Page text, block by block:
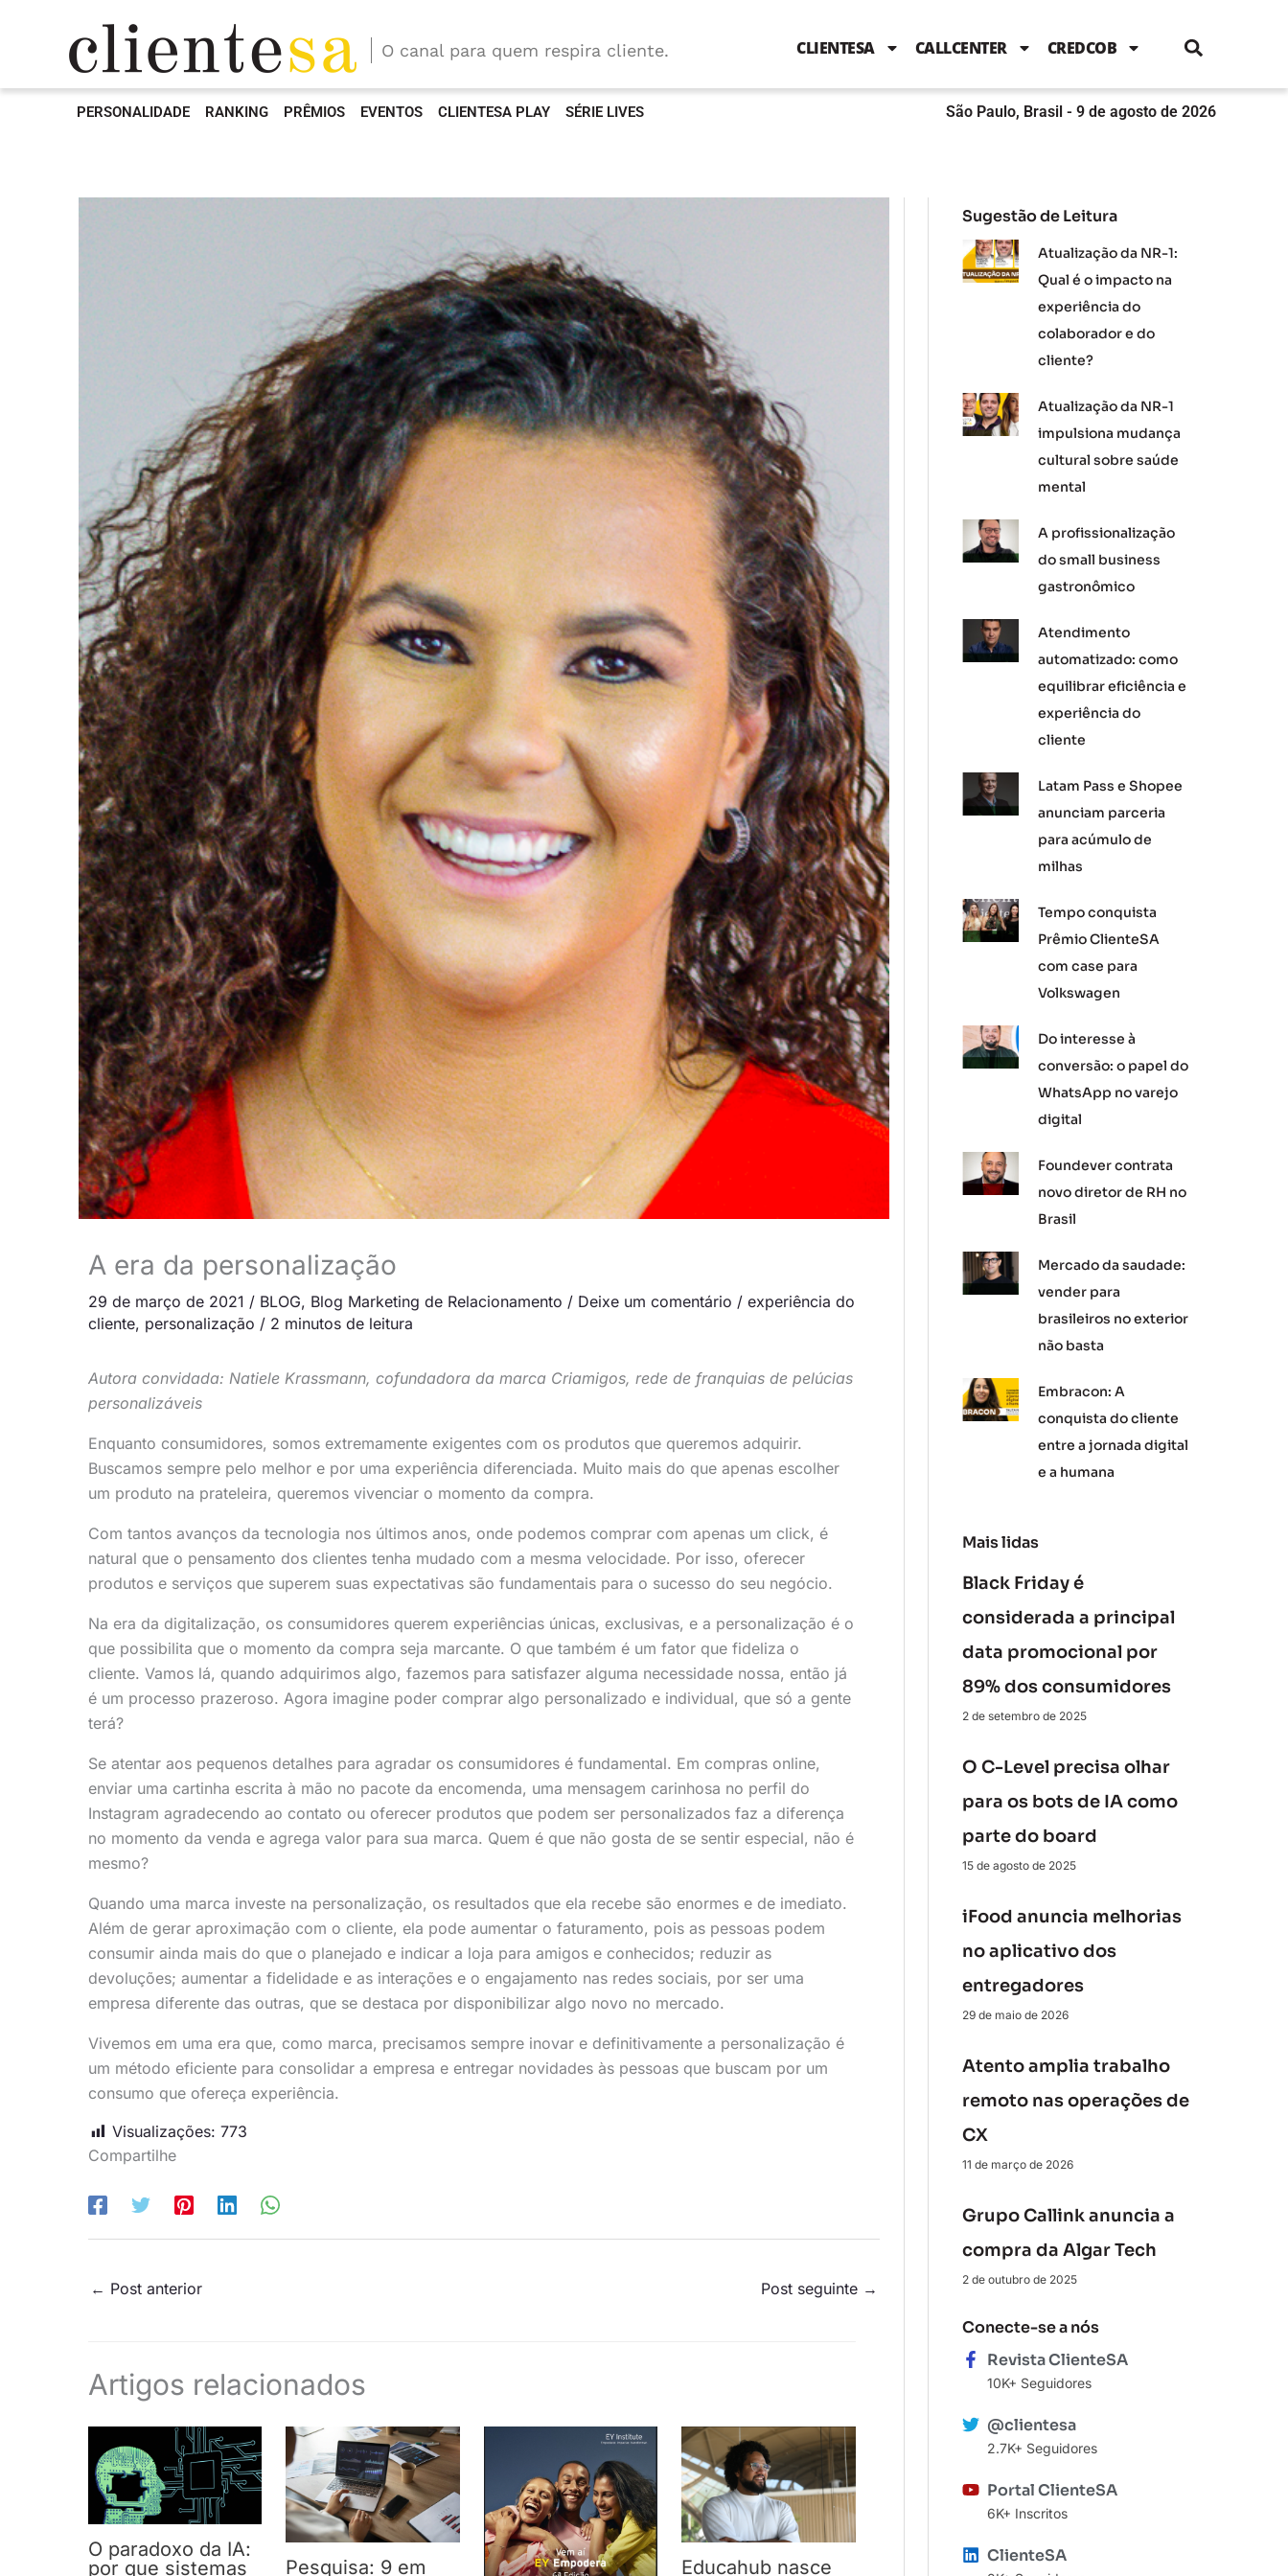
b
o
k
t
e
b
n
g
a
m
O canal para quem respira cliente. CLIENTESA CALLCENTER CREDCOB
PERSONALIDADE RANKING PRÊMIOS EVENTOS CLIENTESA PLAY SÉRIE LIVES São Paulo, Brasil - 9 de agosto de 2026
A era da personalização
29 de março de 2021 / BLOG, Blog Marketing de Relacionamento / Deixe um comentário / experiência do
cliente, personalização / 2 minutos de leitura
Autora convidada: Natiele Krassmann, cofundadora da marca Criamigos, rede de franquias de pelúcias
personalizáveis
Enquanto consumidores, somos extremamente exigentes com os produtos que queremos adquirir.
Buscamos sempre pelo melhor e por uma experiência diferenciada. Muito mais do que apenas escolher
um produto na prateleira, queremos vivenciar o momento da compra.
Com tantos avanços da tecnologia nos últimos anos, onde podemos comprar com apenas um click, é
natural que o pensamento dos clientes tenha mudado com a mesma velocidade. Por isso, oferecer
produtos e serviços que superem suas expectativas são fundamentais para o sucesso do seu negócio.
Na era da digitalização, os consumidores querem experiências únicas, exclusivas, e a personalização é o
que possibilita que o momento da compra seja marcante. O que também é um fator que fideliza o
cliente. Vamos lá, quando adquirimos algo, fazemos para satisfazer alguma necessidade nossa, então já
é um processo prazeroso. Agora imagine poder comprar algo personalizado e individual, que só a gente
terá?
Se atentar aos pequenos detalhes para agradar os consumidores é fundamental. Em compras online,
enviar uma cartinha escrita à mão no pacote da encomenda, uma mensagem carinhosa no perfil do
Instagram agradecendo ao contato ou oferecer produtos que podem ser personalizados faz a diferença
no momento da venda e agrega valor para sua marca. Quem é que não gosta de se sentir especial, não é
mesmo?
Quando uma marca investe na personalização, os resultados que ela recebe são enormes e de imediato.
Além de gerar aproximação com o cliente, ela pode aumentar o faturamento, pois as pessoas podem
consumir ainda mais do que o planejado e indicar a loja para amigos e conhecidos; reduzir as
devoluções; aumentar a fidelidade e as interações e o engajamento nas redes sociais, por ser uma
empresa diferente das outras, que se destaca por disponibilizar algo novo no mercado.
Vivemos em uma era que, como marca, precisamos sempre inovar e definitivamente a personalização é
um método eficiente para consolidar a empresa e entregar novidades às pessoas que buscam por um
consumo que ofereça experiência.
Visualizações: 773
Compartilhe
← Post anterior Post seguinte →
Artigos relacionados
O paradoxo da IA:
por que sistemas
Pesquisa: 9 em
Educahub nasce
Sugestão de Leitura
Atualização da NR-1:
Qual é o impacto na
experiência do
colaborador e do
cliente?
Atualização da NR-1
impulsiona mudança
cultural sobre saúde
mental
A profissionalização
do small business
gastronômico
Atendimento
automatizado: como
equilibrar eficiência e
experiência do
cliente
Latam Pass e Shopee
anunciam parceria
para acúmulo de
milhas
Tempo conquista
Prêmio ClienteSA
com case para
Volkswagen
Do interesse à
conversão: o papel do
WhatsApp no varejo
digital
Foundever contrata
novo diretor de RH no
Brasil
Mercado da saudade:
vender para
brasileiros no exterior
não basta
Embracon: A
conquista do cliente
entre a jornada digital
e a humana
Mais lidas
Black Friday é
considerada a principal
data promocional por
89% dos consumidores
2 de setembro de 2025
O C-Level precisa olhar
para os bots de IA como
parte do board
15 de agosto de 2025
iFood anuncia melhorias
no aplicativo dos
entregadores
29 de maio de 2026
Atento amplia trabalho
remoto nas operações de
CX
11 de março de 2026
Grupo Callink anuncia a
compra da Algar Tech
2 de outubro de 2025
Conecte-se a nós
Revista ClienteSA
10K+ Seguidores
@clientesa
2.7K+ Seguidores
Portal ClienteSA
6K+ Inscritos
ClienteSA